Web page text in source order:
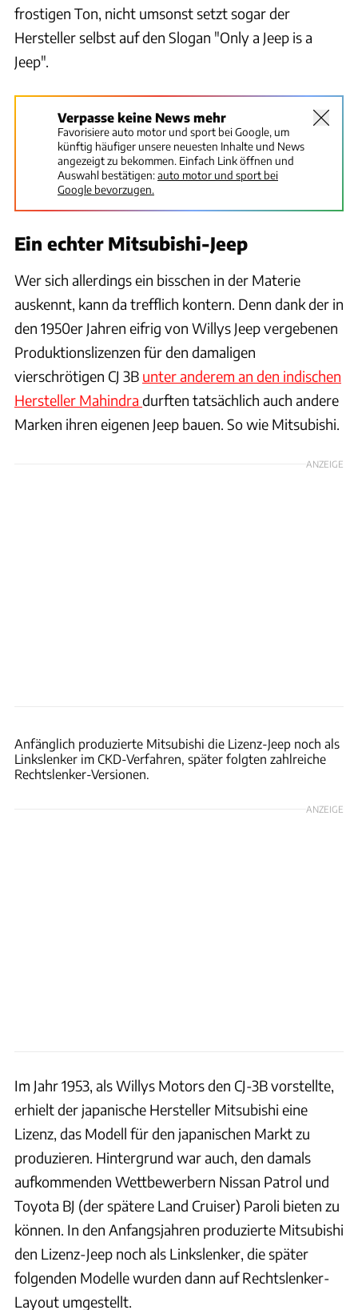
frostigen Ton, nicht umsonst setzt sogar der
Hersteller selbst auf den Slogan "Only a Jeep is a
Jeep".
Verpasse keine News mehr
Favorisiere auto motor und sport bei Google, um
künftig häufiger unsere neuesten Inhalte und News
angezeigt zu bekommen. Einfach Link öffnen und
Auswahl bestätigen:auto motor und sport bei
Google bevorzugen.
Ein echter Mitsubishi-Jeep
Wer sich allerdings ein bisschen in der Materie
auskennt, kann da trefflich kontern. Denn dank der in
den 1950er Jahren eifrig von Willys Jeep vergebenen
Produktionslizenzen für den damaligen
vierschrötigen CJ 3B unter anderem an den indischen
Hersteller Mahindra durften tatsächlich auch andere
Marken ihren eigenen Jeep bauen. So wie Mitsubishi.
ANZEIGE
Anfänglich produzierte Mitsubishi die Lizenz-Jeep noch als
Linkslenker im CKD-Verfahren, später folgten zahlreiche
Rechtslenker-Versionen.
ANZEIGE
Im Jahr 1953, als Willys Motors den CJ-3B vorstellte,
erhielt der japanische Hersteller Mitsubishi eine
Lizenz, das Modell für den japanischen Markt zu
produzieren. Hintergrund war auch, den damals
aufkommenden Wettbewerbern Nissan Patrol und
Toyota BJ (der spätere Land Cruiser) Paroli bieten zu
können. In den Anfangsjahren produzierte Mitsubishi
den Lizenz-Jeep noch als Linkslenker, die später
folgenden Modelle wurden dann auf Rechtslenker-
Layout umgestellt.